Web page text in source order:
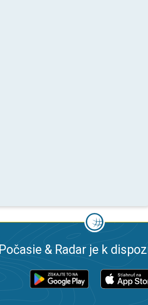
Počasie & Radar je k